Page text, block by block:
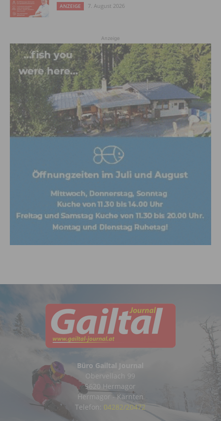
ANZEIGE 7. August 2026
Anzeige
Büro Gailtal Journal
Obervellach 99
9620 Hermagor
Hermagor - Kärnten
Telefon: 04282/20472